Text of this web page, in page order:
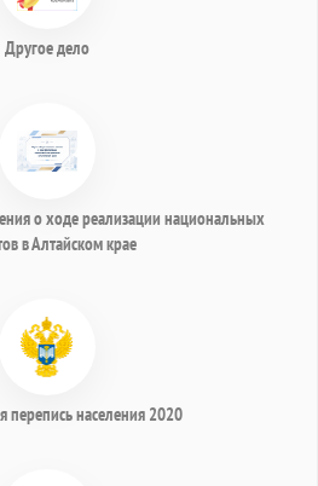
Другое дело
о ходе реализации национальных
в Алтайском крае
перепись населения 2020